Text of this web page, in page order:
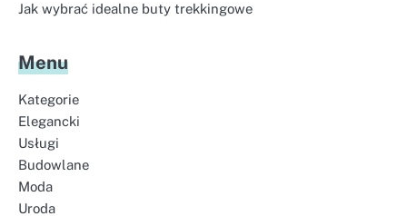
Jak wybrać idealne buty trekkingowe
Menu
Kategorie
Elegancki
Usługi
Budowlane
Moda
Uroda